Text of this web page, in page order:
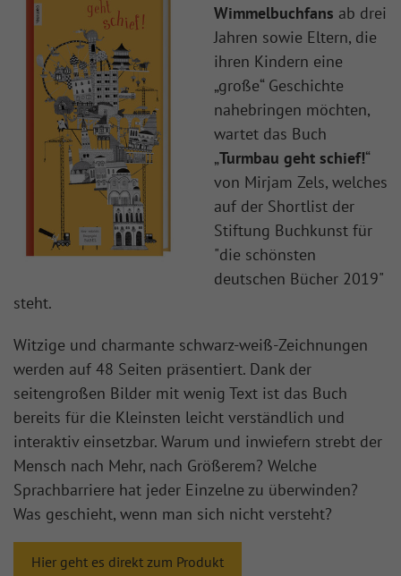
Wimmelbuchfans ab drei
Jahren sowie Eltern, die
ihren Kindern eine
„große“ Geschichte
nahebringen möchten,
wartet das Buch
„Turmbau geht schief!“
von Mirjam Zels, welches
auf der Shortlist der
Stiftung Buchkunst für
"die schönsten
deutschen Bücher 2019"
steht.
Witzige und charmante schwarz-weiß-Zeichnungen
werden auf 48 Seiten präsentiert. Dank der
seitengroßen Bilder mit wenig Text ist das Buch
bereits für die Kleinsten leicht verständlich und
interaktiv einsetzbar. Warum und inwiefern strebt der
Mensch nach Mehr, nach Größerem? Welche
Sprachbarriere hat jeder Einzelne zu überwinden?
Was geschieht, wenn man sich nicht versteht?
Hier geht es direkt zum Produkt